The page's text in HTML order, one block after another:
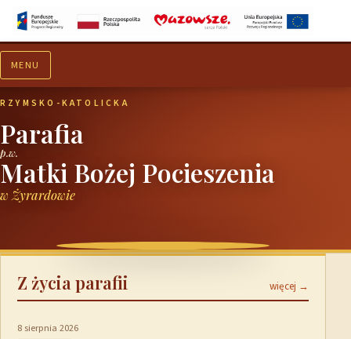
MENU
RZYMSKO-KATOLICKA
Parafia
p.w.
Matki Bożej Pocieszenia
w Żyrardowie
Z życia parafii więcej →
8 sierpnia 2026